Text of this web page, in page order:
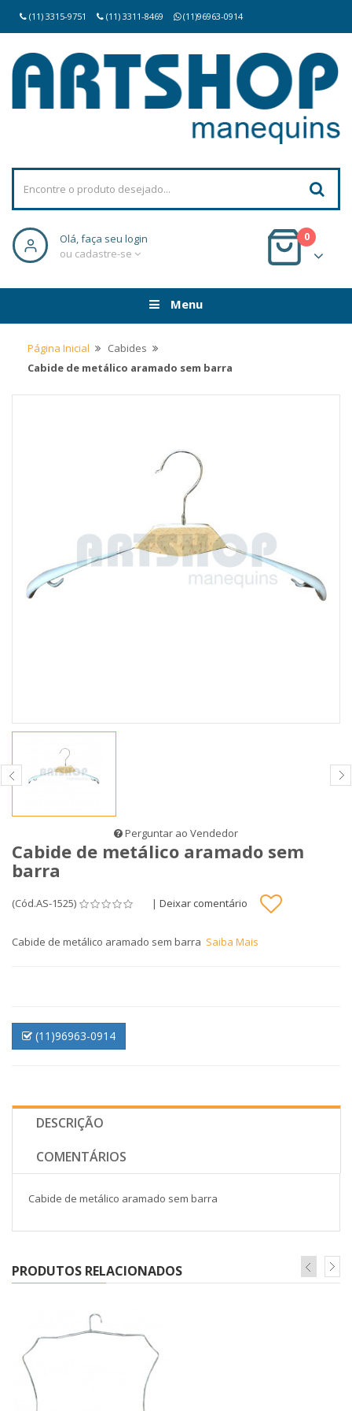
(11) 3315-9751 (11) 3311-8469 (11)96963-0914
Olá, faça seu login
ou cadastre-se
0
Menu
Página Inicial
Cabides
Cabide de metálico aramado sem barra
Perguntar ao Vendedor
Cabide de metálico aramado sem
barra
(Cód.AS-1525) | Deixar comentário
Cabide de metálico aramado sem barra Saiba Mais
(11)96963-0914
DESCRIÇÃO
COMENTÁRIOS
Cabide de metálico aramado sem barra
PRODUTOS RELACIONADOS